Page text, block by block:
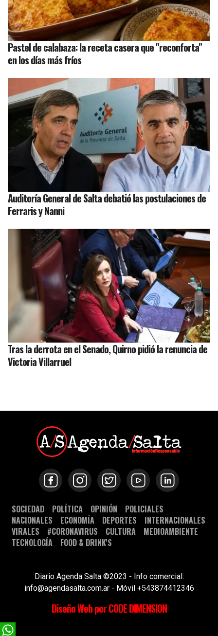
Pastel de calabaza: la receta casera que "reconforta"
en los días más fríos
Auditoría General de Salta debatió las postulaciones de
Ferraris y Nanni
Tras la derrota en el Senado, Quirno pidió la renuncia de
Victoria Villarruel
SOCIEDAD POLÍTICA OPINIÓN
POLICIALES
NACIONALES
ECONOMÍA DEPORTES
INTERNACIONALES
VIRALES
#CORONAVIRUS CULTURA
MEDIOAMBIENTE
TECNOLOGÍA
FOOD & DRINK'S
Diario Agenda Salta ©2023 - Info comercial:
info@agendasalta.com.ar - Móvil +543874412346
Diseño Web por CODE DIMENSION